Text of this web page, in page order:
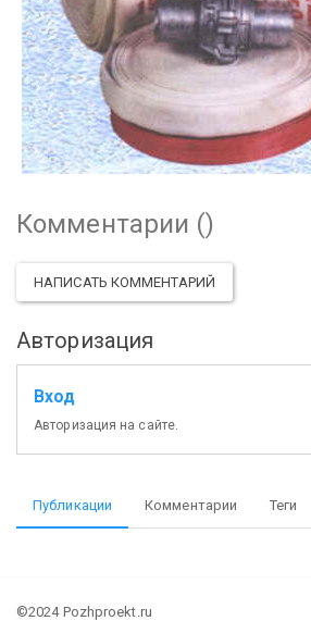
Комментарии ()
НАПИСАТЬ КОММЕНТАРИЙ
Авторизация
Вход
Авторизация на сайте.
Публикации Комментарии Теги
©2024 Pozhproekt.ru